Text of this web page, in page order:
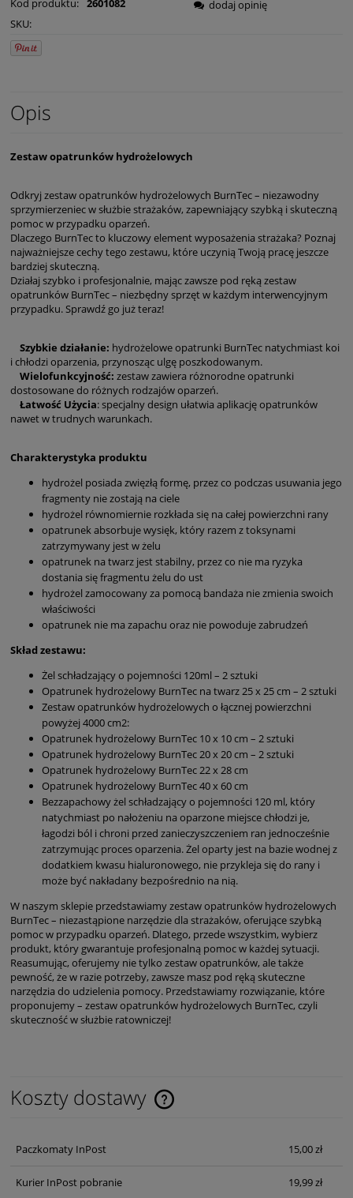
Kod produktu: 2601082
SKU:
dodaj opinię
Opis
Zestaw opatrunków hydrożelowych
Odkryj zestaw opatrunków hydrożelowych BurnTec – niezawodny
sprzymierzeniec w służbie strażaków, zapewniający szybką i skuteczną
pomoc w przypadku oparzeń.
Dlaczego BurnTec to kluczowy element wyposażenia strażaka? Poznaj
najważniejsze cechy tego zestawu, które uczynią Twoją pracę jeszcze
bardziej skuteczną.
Działaj szybko i profesjonalnie, mając zawsze pod ręką zestaw
opatrunków BurnTec – niezbędny sprzęt w każdym interwencyjnym
przypadku. Sprawdź go już teraz!
Szybkie działanie: hydrożelowe opatrunki BurnTec natychmiast koi
i chłodzi oparzenia, przynosząc ulgę poszkodowanym.
Wielofunkcyjność: zestaw zawiera różnorodne opatrunki
dostosowane do różnych rodzajów oparzeń.
Łatwość Użycia: specjalny design ułatwia aplikację opatrunków
nawet w trudnych warunkach.
Charakterystyka produktu
hydrożel posiada zwięzłą formę, przez co podczas usuwania jego
fragmenty nie zostają na ciele
hydrożel równomiernie rozkłada się na całej powierzchni rany
opatrunek absorbuje wysięk, który razem z toksynami
zatrzymywany jest w żelu
opatrunek na twarz jest stabilny, przez co nie ma ryzyka
dostania się fragmentu żelu do ust
hydrożel zamocowany za pomocą bandaża nie zmienia swoich
właściwości
opatrunek nie ma zapachu oraz nie powoduje zabrudzeń
Skład zestawu:
Żel schładzający o pojemności 120ml – 2 sztuki
Opatrunek hydrożelowy BurnTec na twarz 25 x 25 cm – 2 sztuki
Zestaw opatrunków hydrożelowych o łącznej powierzchni
powyżej 4000 cm2:
Opatrunek hydrożelowy BurnTec 10 x 10 cm – 2 sztuki
Opatrunek hydrożelowy BurnTec 20 x 20 cm – 2 sztuki
Opatrunek hydrożelowy BurnTec 22 x 28 cm
Opatrunek hydrożelowy BurnTec 40 x 60 cm
Bezzapachowy żel schładzający o pojemności 120 ml, który
natychmiast po nałożeniu na oparzone miejsce chłodzi je,
łagodzi ból i chroni przed zanieczyszczeniem ran jednocześnie
zatrzymując proces oparzenia. Żel oparty jest na bazie wodnej z
dodatkiem kwasu hialuronowego, nie przykleja się do rany i
może być nakładany bezpośrednio na nią.
W naszym sklepie przedstawiamy zestaw opatrunków hydrożelowych
BurnTec – niezastąpione narzędzie dla strażaków, oferujące szybką
pomoc w przypadku oparzeń. Dlatego, przede wszystkim, wybierz
produkt, który gwarantuje profesjonalną pomoc w każdej sytuacji.
Reasumując, oferujemy nie tylko zestaw opatrunków, ale także
pewność, że w razie potrzeby, zawsze masz pod ręką skuteczne
narzędzia do udzielenia pomocy. Przedstawiamy rozwiązanie, które
proponujemy – zestaw opatrunków hydrożelowych BurnTec, czyli
skuteczność w służbie ratowniczej!
Koszty dostawy
Cena nie zawiera ewentualnych kosztów płatności
Paczkomaty InPost 15,00 zł
Kurier InPost pobranie 19,99 zł